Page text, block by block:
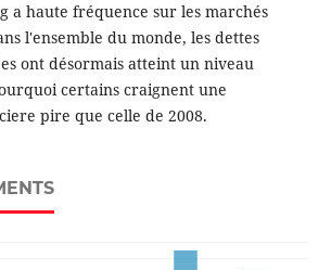
a haute fréquence sur les marchés
l'ensemble du monde, les dettes
ont désormais atteint un niveau
certains craignent une
pire que celle de 2008.